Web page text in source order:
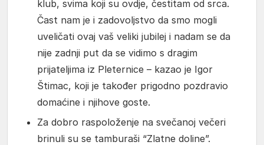
klub, svima koji su ovdje, čestitam od srca.
Čast nam je i zadovoljstvo da smo mogli
uveličati ovaj vaš veliki jubilej i nadam se da
nije zadnji put da se vidimo s dragim
prijateljima iz Pleternice – kazao je Igor
Štimac, koji je također prigodno pozdravio
domaćine i njihove goste.
Za dobro raspoloženje na svečanoj večeri
brinuli su se tamburaši “Zlatne doline”.